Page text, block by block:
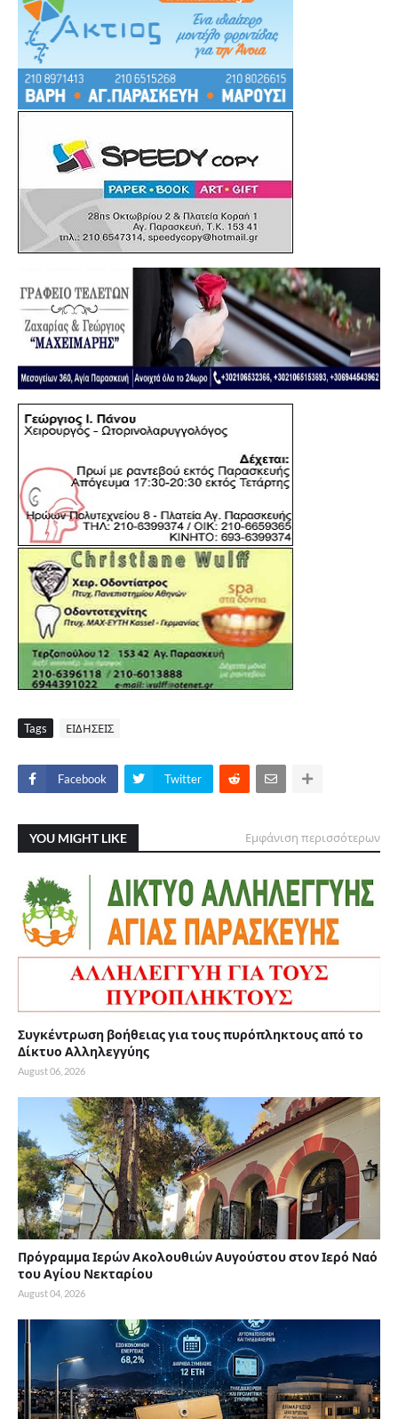
Tags ΕΙΔΗΣΕΙΣ
Facebook Twitter
YOU MIGHT LIKE Εμφάνιση περισσότερων
Συγκέντρωση βοήθειας για τους πυρόπληκτους από το
Δίκτυο Αλληλεγγύης
August 06, 2026
Πρόγραμμα Ιερών Ακολουθιών Αυγούστου στον Ιερό Ναό
του Αγίου Νεκταρίου
August 04, 2026